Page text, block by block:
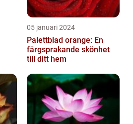
05 januari 2024
Palettblad orange: En
färgsprakande skönhet
till ditt hem